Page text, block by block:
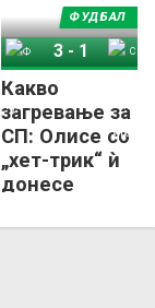
Какво
загревање за
СП: Олисе со
„хет-трик“ ѝ
донесе
Франција
ФУДБАЛ
Франција
3- 1